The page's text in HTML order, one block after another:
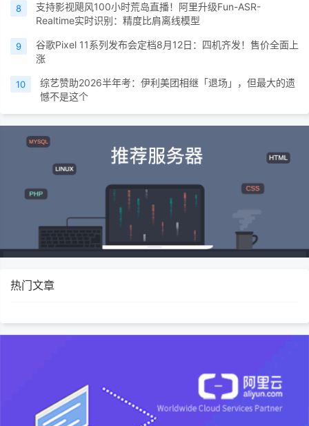
8
支持影视飓风100小时荒岛直播！阿里升级Fun-ASR-
Realtime实时识别：精度比肩离线模型
9
谷歌Pixel 11系列发布会定档8月12日：四机齐发！售价全面上
涨
10
综艺赞助2026半年考：伊利美团相继「退场」，但最大的遗
憾不是这个
热门文章